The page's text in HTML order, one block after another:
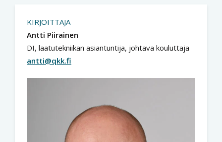
KIRJOITTAJA
Antti Piirainen
DI, laatutekniikan asiantuntija, johtava kouluttaja
antti@qkk.fi